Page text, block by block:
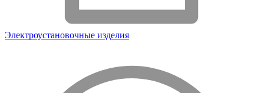
Электроустановочные изделия